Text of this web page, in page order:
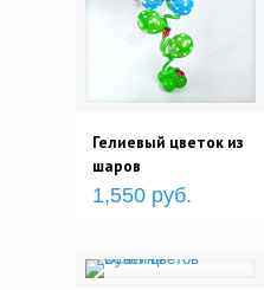
Гелиевый цветок из
шаров
1,550 руб.